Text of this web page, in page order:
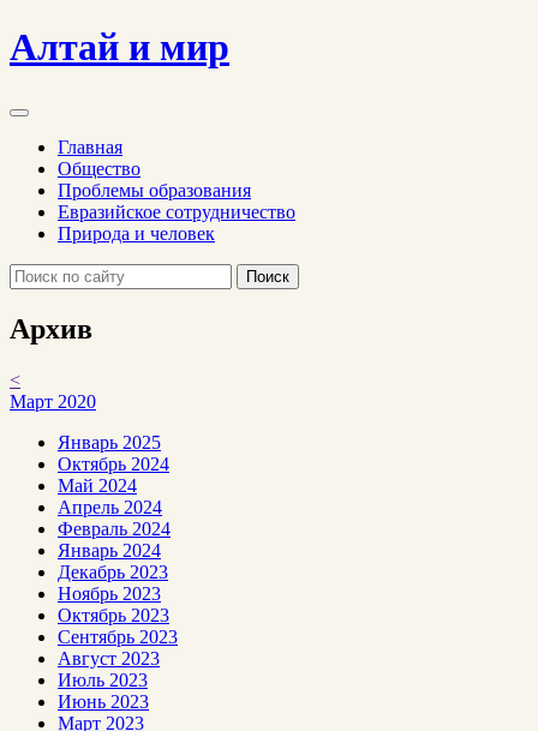
Алтай и мир
Главная
Общество
Проблемы образования
Евразийское сотрудничество
Природа и человек
Поиск
Архив
<
Март 2020
Январь 2025
Октябрь 2024
Май 2024
Апрель 2024
Февраль 2024
Январь 2024
Декабрь 2023
Ноябрь 2023
Октябрь 2023
Сентябрь 2023
Август 2023
Июль 2023
Июнь 2023
Март 2023